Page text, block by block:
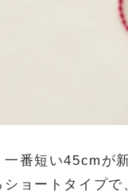
番短い45cmが
ョートタイプで